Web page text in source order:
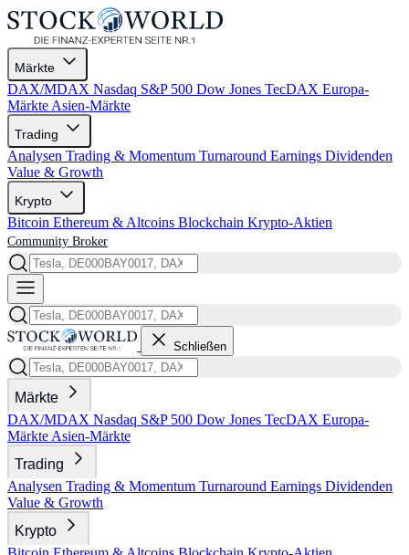
Märkte
DAX/MDAX Nasdaq S&P 500 Dow Jones TecDAX Europa-
Märkte Asien-Märkte
Trading
Analysen Trading & Momentum Turnaround Earnings Dividenden
Value & Growth
Krypto
Bitcoin Ethereum & Altcoins Blockchain Krypto-Aktien
Community Broker
Schließen
Märkte
DAX/MDAX Nasdaq S&P 500 Dow Jones TecDAX Europa-
Märkte Asien-Märkte
Trading
Analysen Trading & Momentum Turnaround Earnings Dividenden
Value & Growth
Krypto